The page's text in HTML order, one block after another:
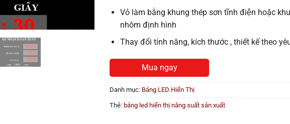
Vỏ làm bằng khung thép sơn tĩnh điện hoặc
nhôm định hình
Thay đổi tính năng, kích thước , thiết kế theo
Mua ngay
Danh mục: Bảng LED Hiển Thị
Thẻ: bảng led hiển thị năng suất sản xuất